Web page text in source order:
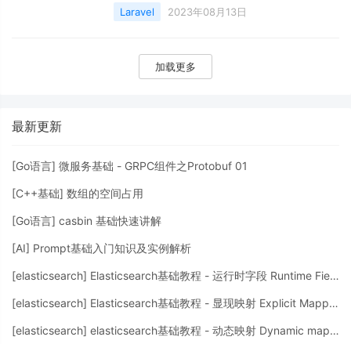
Laravel 2023年08月13日
加载更多
最新更新
[Go语言] 微服务基础 - GRPC组件之Protobuf 01
[C++基础] 数组的空间占用
[Go语言] casbin 基础快速讲解
[AI] Prompt基础入门知识及实例解析
[elasticsearch] Elasticsearch基础教程 - 运行时字段 Runtime Fields
[elasticsearch] Elasticsearch基础教程 - 显现映射 Explicit Mapping
[elasticsearch] elasticsearch基础教程 - 动态映射 Dynamic mapping